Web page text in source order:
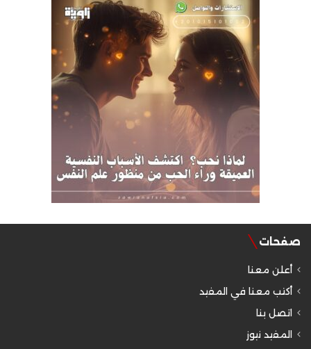
صفحات
أعلن معنا
أكتب معنا في المفيد
اتصل بنا
المفيد نيوز